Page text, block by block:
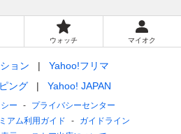
ウォッチ マイオク
ョン
Yahoo!フリマ
ング
Yahoo! JAPAN
ー
プライバシーセンター
アム利用ガイド
ガイドライン